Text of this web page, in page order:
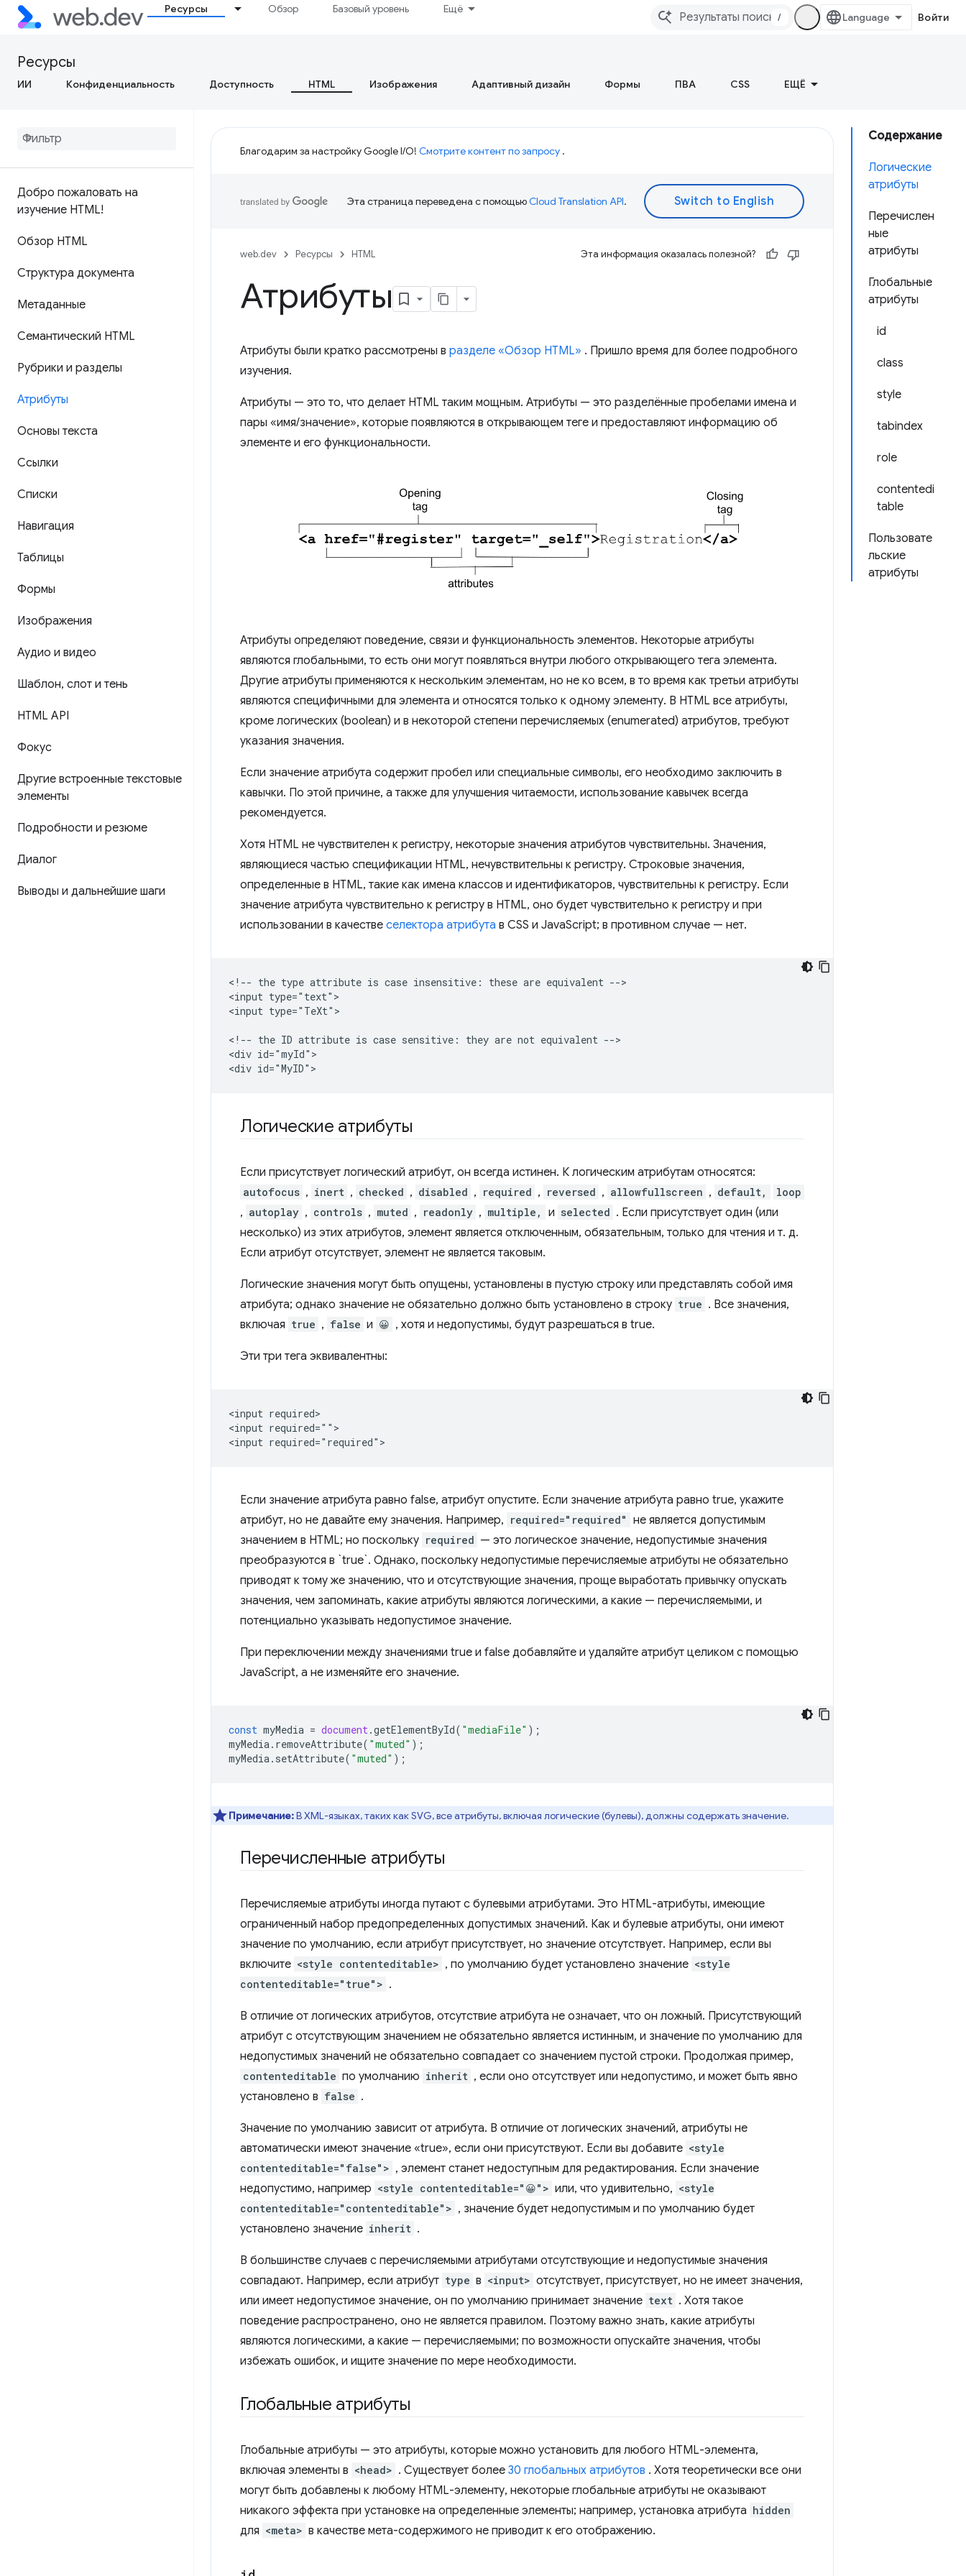
Ресурсы Обзор Базовый уровень Ещё
/ Войти
Ресурсы
ИИ Конфиденциальность Доступность HTML Изображения Адаптивный дизайн Формы ПВА CSS ЕЩЁ
Добро пожаловать на
изучение HTML!
Обзор HTML
Структура документа
Метаданные
Семантический HTML
Рубрики и разделы
Атрибуты
Основы текста
Ссылки
Списки
Навигация
Таблицы
Формы
Изображения
Аудио и видео
Шаблон, слот и тень
HTML API
Фокус
Другие встроенные текстовые
элементы
Подробности и резюме
Диалог
Выводы и дальнейшие шаги
Содержание
Логические
атрибуты
Перечислен
ные
атрибуты
Глобальные
атрибуты
id
class
style
tabindex
role
contentedi
table
Пользовате
льские
атрибуты
Благодарим за настройку Google I/O! Смотрите контент по запросу .
Эта страница переведена с помощьюCloud Translation API.
web.dev Ресурсы HTML Эта информация оказалась полезной?
Атрибуты
Атрибуты были кратко рассмотрены в разделе «Обзор HTML» . Пришло время для более подробного
изучения.
Атрибуты — это то, что делает HTML таким мощным. Атрибуты — это разделённые пробелами имена и
пары «имя/значение», которые появляются в открывающем теге и предоставляют информацию об
элементе и его функциональности.
Атрибуты определяют поведение, связи и функциональность элементов. Некоторые атрибуты
являются глобальными, то есть они могут появляться внутри любого открывающего тега элемента.
Другие атрибуты применяются к нескольким элементам, но не ко всем, в то время как третьи атрибуты
являются специфичными для элемента и относятся только к одному элементу. В HTML все атрибуты,
кроме логических (boolean) и в некоторой степени перечисляемых (enumerated) атрибутов, требуют
указания значения.
Если значение атрибута содержит пробел или специальные символы, его необходимо заключить в
кавычки. По этой причине, а также для улучшения читаемости, использование кавычек всегда
рекомендуется.
Хотя HTML не чувствителен к регистру, некоторые значения атрибутов чувствительны. Значения,
являющиеся частью спецификации HTML, нечувствительны к регистру. Строковые значения,
определенные в HTML, такие как имена классов и идентификаторов, чувствительны к регистру. Если
значение атрибута чувствительно к регистру в HTML, оно будет чувствительно к регистру и при
использовании в качестве селектора атрибута в CSS и JavaScript; в противном случае — нет.
<!-- the type attribute is case insensitive: these are equivalent -->
<input type="text">
<input type="TeXt">
<!-- the ID attribute is case sensitive: they are not equivalent -->
<div id="myId">
Логические атрибуты
Если присутствует логический атрибут, он всегда истинен. К логическим атрибутам относятся:
autofocus , inert , checked , disabled , required , reversed , allowfullscreen , default, loop
, autoplay , controls , muted , readonly , multiple, и selected . Если присутствует один (или
несколько) из этих атрибутов, элемент является отключенным, обязательным, только для чтения и т. д.
Если атрибут отсутствует, элемент не является таковым.
Логические значения могут быть опущены, установлены в пустую строку или представлять собой имя
атрибута; однако значение не обязательно должно быть установлено в строку true . Все значения,
включая true , false и 😀 , хотя и недопустимы, будут разрешаться в true.
Эти три тега эквивалентны:
<input required>
<input required="">
Если значение атрибута равно false, атрибут опустите. Если значение атрибута равно true, укажите
атрибут, но не давайте ему значения. Например, required="required" не является допустимым
значением в HTML; но поскольку required — это логическое значение, недопустимые значения
преобразуются в `true`. Однако, поскольку недопустимые перечисляемые атрибуты не обязательно
приводят к тому же значению, что и отсутствующие значения, проще выработать привычку опускать
значения, чем запоминать, какие атрибуты являются логическими, а какие — перечисляемыми, и
потенциально указывать недопустимое значение.
При переключении между значениями true и false добавляйте и удаляйте атрибут целиком с помощью
JavaScript, а не изменяйте его значение.
const myMedia = document.getElementById( "mediaFile" );
myMedia. removeAttribute( "muted" );
myMedia. setAttribute( "muted" );
Примечание:В XML-языках, таких как SVG, все атрибуты, включая логические (булевы), должны содержать значение.
Перечисленные атрибуты
Перечисляемые атрибуты иногда путают с булевыми атрибутами. Это HTML-атрибуты, имеющие
ограниченный набор предопределенных допустимых значений. Как и булевые атрибуты, они имеют
значение по умолчанию, если атрибут присутствует, но значение отсутствует. Например, если вы
включите <style contenteditable> , по умолчанию будет установлено значение <style
contenteditable="true"> .
В отличие от логических атрибутов, отсутствие атрибута не означает, что он ложный. Присутствующий
атрибут с отсутствующим значением не обязательно является истинным, и значение по умолчанию для
недопустимых значений не обязательно совпадает со значением пустой строки. Продолжая пример,
contenteditable по умолчанию inherit , если оно отсутствует или недопустимо, и может быть явно
установлено в false .
Значение по умолчанию зависит от атрибута. В отличие от логических значений, атрибуты не
автоматически имеют значение «true», если они присутствуют. Если вы добавите <style
contenteditable="false"> , элемент станет недоступным для редактирования. Если значение
недопустимо, например <style contenteditable="😀"> или, что удивительно, <style
contenteditable="contenteditable"> , значение будет недопустимым и по умолчанию будет
установлено значение inherit .
В большинстве случаев с перечисляемыми атрибутами отсутствующие и недопустимые значения
совпадают. Например, если атрибут type в <input> отсутствует, присутствует, но не имеет значения,
или имеет недопустимое значение, он по умолчанию принимает значение text . Хотя такое
поведение распространено, оно не является правилом. Поэтому важно знать, какие атрибуты
являются логическими, а какие — перечисляемыми; по возможности опускайте значения, чтобы
избежать ошибок, и ищите значение по мере необходимости.
Глобальные атрибуты
Глобальные атрибуты — это атрибуты, которые можно установить для любого HTML-элемента,
включая элементы в <head> . Существует более 30 глобальных атрибутов . Хотя теоретически все они
могут быть добавлены к любому HTML-элементу, некоторые глобальные атрибуты не оказывают
никакого эффекта при установке на определенные элементы; например, установка атрибута hidden
для <meta> в качестве мета-содержимого не приводит к его отображению.